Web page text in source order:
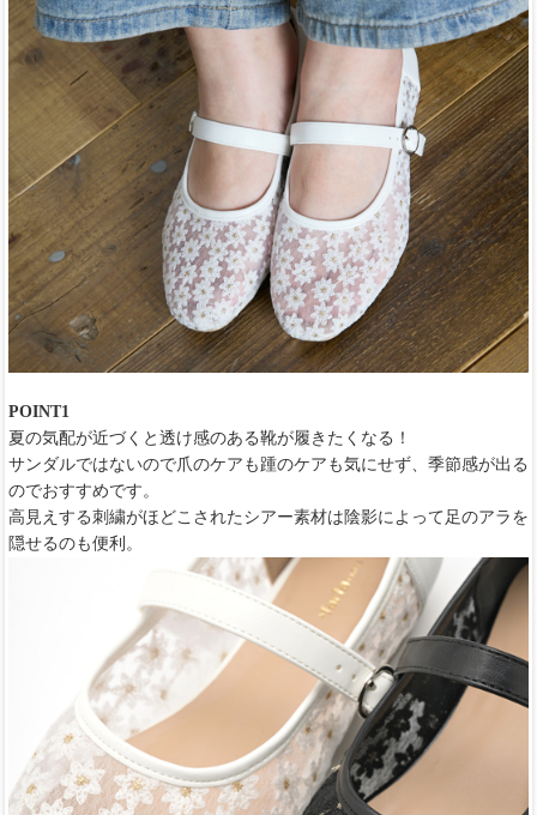
POINT1
夏の気配が近づくと透け感のある靴が履きたくなる！
サンダルではないので爪のケアも踵のケアも気にせず、季節感が出る
のでおすすめです。
高見えする刺繍がほどこされたシアー素材は陰影によって足のアラを
隠せるのも便利。